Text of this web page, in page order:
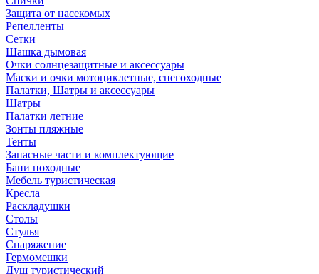
Защита от насекомых
Репелленты
Сетки
Шашка дымовая
Очки солнцезащитные и аксессуары
Маски и очки мотоциклетные, снегоходные
Палатки, Шатры и аксессуары
Шатры
Палатки летние
Зонты пляжные
Тенты
Запасные части и комплектующие
Бани походные
Мебель туристическая
Кресла
Раскладушки
Столы
Стулья
Снаряжение
Гермомешки
Душ туристический